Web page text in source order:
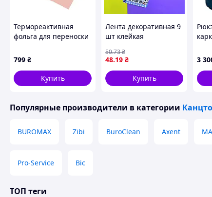
Термореактивная
фольга для переноски
золото 20 × 29 см 100
листов
799 ₴
Купить
Лента декоративная 9
шт клейкая
48.19 ₴
50.73₴
Купить
для
3
Популярные производители в категории
BUROMAX Zibi BuroClean Axent
Pro-Service Bic
ТОП теги